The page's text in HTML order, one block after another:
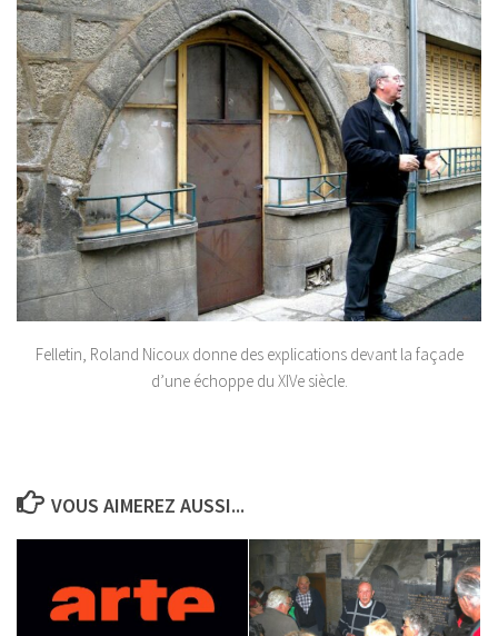
Felletin, Roland Nicoux donne des explications devant la façade
d’une échoppe du XIVe siècle.
VOUS AIMEREZ AUSSI...